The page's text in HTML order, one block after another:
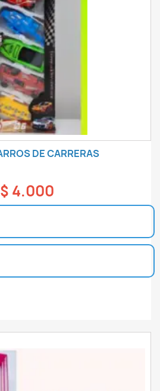
DE CARRERAS
$ 4.000